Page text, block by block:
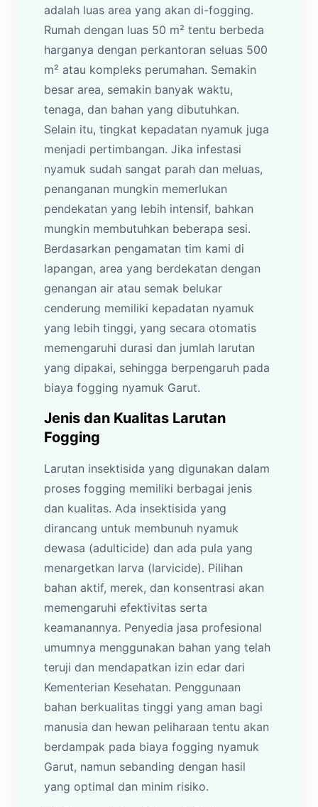
adalah luas area yang akan di-fogging.
Rumah dengan luas 50 m² tentu berbeda
harganya dengan perkantoran seluas 500
m² atau kompleks perumahan. Semakin
besar area, semakin banyak waktu,
tenaga, dan bahan yang dibutuhkan.
Selain itu, tingkat kepadatan nyamuk juga
menjadi pertimbangan. Jika infestasi
nyamuk sudah sangat parah dan meluas,
penanganan mungkin memerlukan
pendekatan yang lebih intensif, bahkan
mungkin membutuhkan beberapa sesi.
Berdasarkan pengamatan tim kami di
lapangan, area yang berdekatan dengan
genangan air atau semak belukar
cenderung memiliki kepadatan nyamuk
yang lebih tinggi, yang secara otomatis
memengaruhi durasi dan jumlah larutan
yang dipakai, sehingga berpengaruh pada
biaya fogging nyamuk Garut.
Jenis dan Kualitas Larutan
Fogging
Larutan insektisida yang digunakan dalam
proses fogging memiliki berbagai jenis
dan kualitas. Ada insektisida yang
dirancang untuk membunuh nyamuk
dewasa (adulticide) dan ada pula yang
menargetkan larva (larvicide). Pilihan
bahan aktif, merek, dan konsentrasi akan
memengaruhi efektivitas serta
keamanannya. Penyedia jasa profesional
umumnya menggunakan bahan yang telah
teruji dan mendapatkan izin edar dari
Kementerian Kesehatan. Penggunaan
bahan berkualitas tinggi yang aman bagi
manusia dan hewan peliharaan tentu akan
berdampak pada biaya fogging nyamuk
Garut, namun sebanding dengan hasil
yang optimal dan minim risiko.